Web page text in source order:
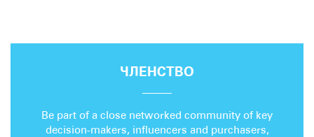
ЧЛЕНСТВО
Be part of a close networked community of key
decision-makers, influencers and purchasers,